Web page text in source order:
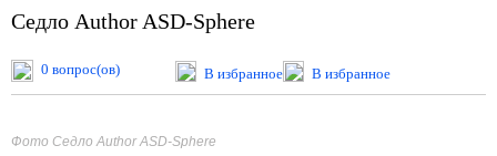
Седло Author ASD-Sphere
0 вопрос(ов) В избранное В избранное
Фото Седло Author ASD-Sphere